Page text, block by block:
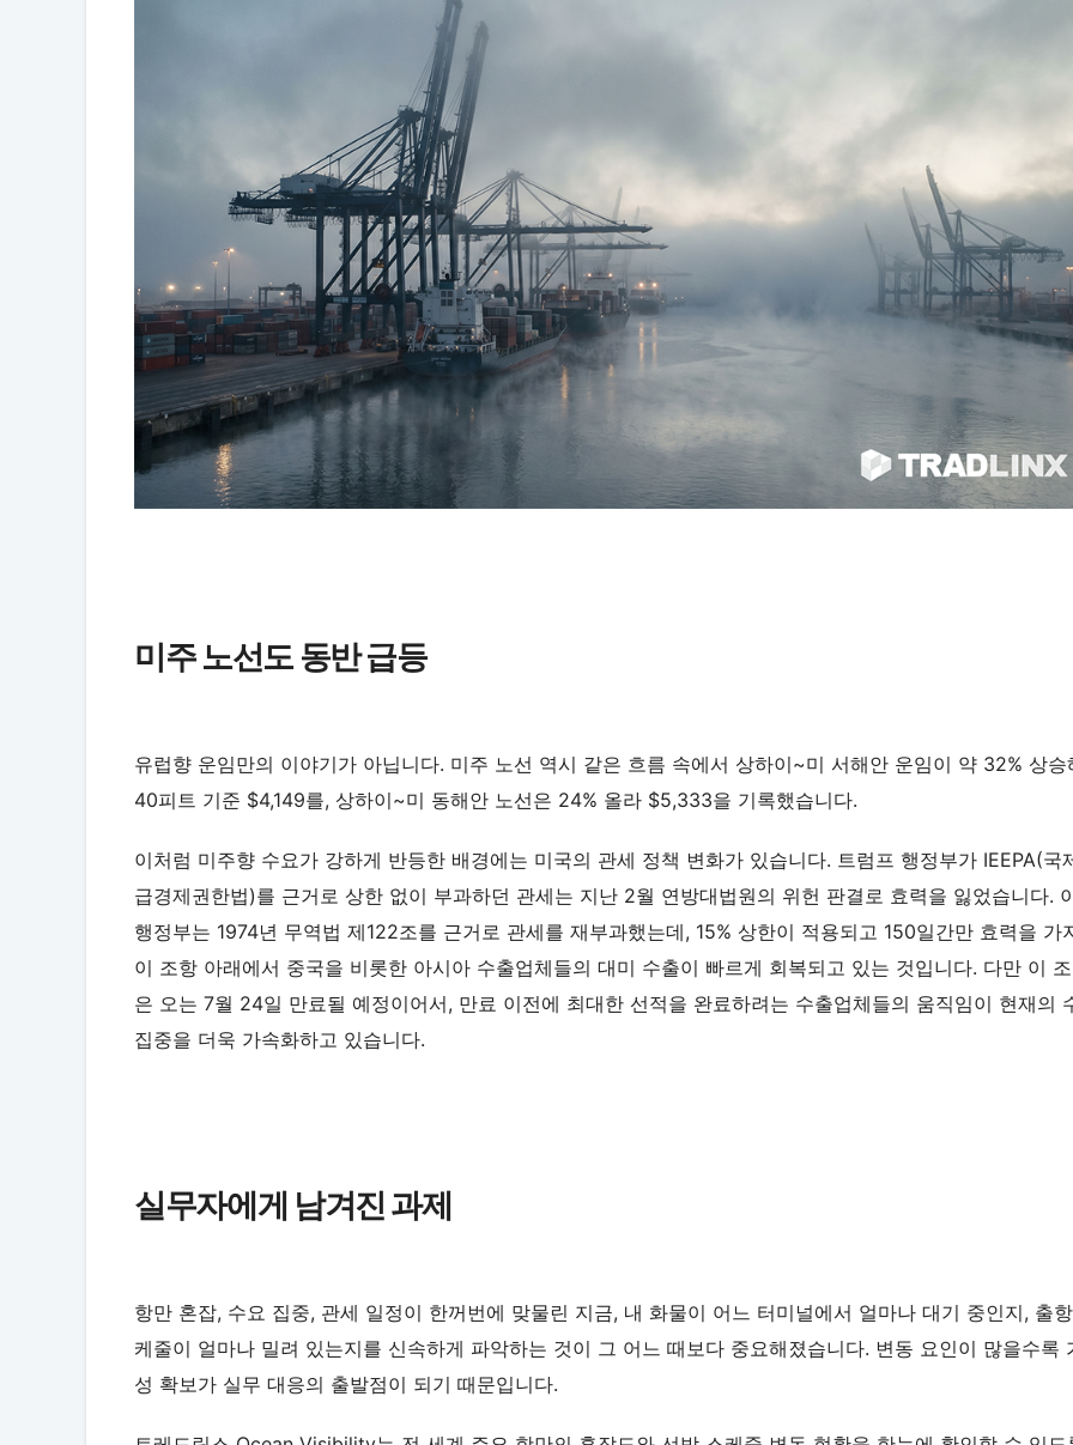
미주 노선도 동반 급등
유럽향 운임만의 이야기가 아닙니다. 미주 노선 역시 같은 흐름 속에서 상하이~미 서해안 운임이 약 32% 상승
40피트 기준 $4,149를, 상하이~미 동해안 노선은 24% 올라 $5,333을 기록했습니다.
이처럼 미주향 수요가 강하게 반등한 배경에는 미국의 관세 정책 변화가 있습니다. 트럼프 행정부가 IEEPA(국
급경제권한법)를 근거로 상한 없이 부과하던 관세는 지난 2월 연방대법원의 위헌 판결로 효력을 잃었습니다.
행정부는 1974년 무역법 제122조를 근거로 관세를 재부과했는데, 15% 상한이 적용되고 150일간만 효력을 가
이 조항 아래에서 중국을 비롯한 아시아 수출업체들의 대미 수출이 빠르게 회복되고 있는 것입니다. 다만 이
은 오는 7월 24일 만료될 예정이어서, 만료 이전에 최대한 선적을 완료하려는 수출업체들의 움직임이 현재의
집중을 더욱 가속화하고 있습니다.
실무자에게 남겨진 과제
항만 혼잡, 수요 집중, 관세 일정이 한꺼번에 맞물린 지금, 내 화물이 어느 터미널에서 얼마나 대기 중인지, 출
케줄이 얼마나 밀려 있는지를 신속하게 파악하는 것이 그 어느 때보다 중요해졌습니다. 변동 요인이 많을수록
성 확보가 실무 대응의 출발점이 되기 때문입니다.